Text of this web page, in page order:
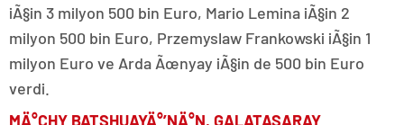
iÃ§in 3 milyon 500 bin Euro, Mario Lemina iÃ§in 2
milyon 500 bin Euro, Przemyslaw Frankowski iÃ§in 1
milyon Euro ve Arda Ãœnyay iÃ§in de 500 bin Euro
verdi.
MÄ°CHY BATSHUAYÄ°’NÄ°N, GALATASARAY